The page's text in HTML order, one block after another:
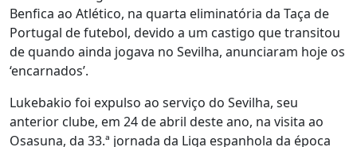
Benfica ao Atlético, na quarta eliminatória da Taça de
Portugal de futebol, devido a um castigo que transitou
de quando ainda jogava no Sevilha, anunciaram hoje os
‘encarnados’.
Lukebakio foi expulso ao serviço do Sevilha, seu
anterior clube, em 24 de abril deste ano, na visita ao
Osasuna, da 33.ª jornada da Liga espanhola da época